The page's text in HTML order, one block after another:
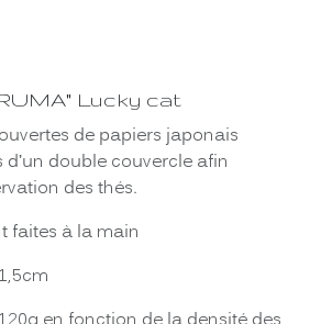
Lucky cat
de papiers japonais
double couvercle afin
des thés.
faites à la main